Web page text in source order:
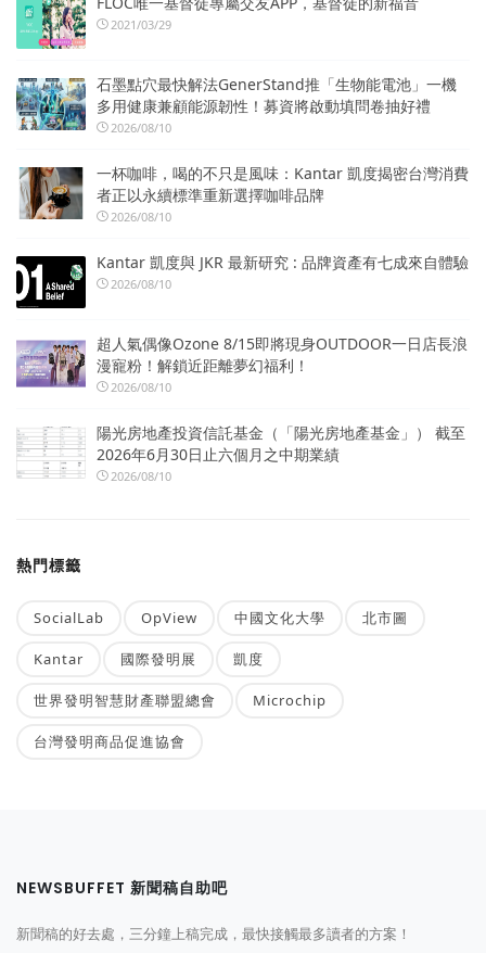
2021/03/29
石墨點穴最快解法GenerStand推「生物能電池」一機
多用健康兼顧能源韌性！募資將啟動填問卷抽好禮
2026/08/10
一杯咖啡，喝的不只是風味：Kantar 凱度揭密台灣消費
者正以永續標準重新選擇咖啡品牌
2026/08/10
Kantar 凱度與 JKR 最新研究 : 品牌資產有七成來自體驗
2026/08/10
超人氣偶像Ozone 8/15即將現身OUTDOOR一日店長浪
漫寵粉！解鎖近距離夢幻福利！
2026/08/10
陽光房地產投資信託基金（「陽光房地產基金」） 截至
2026年6月30日止六個月之中期業績
2026/08/10
熱門標籤
SocialLab OpView 中國文化大學 北市圖
Kantar 國際發明展 凱度
世界發明智慧財產聯盟總會 Microchip
台灣發明商品促進協會
NEWSBUFFET 新聞稿自助吧
新聞稿的好去處，三分鐘上稿完成，最快接觸最多讀者的方案！